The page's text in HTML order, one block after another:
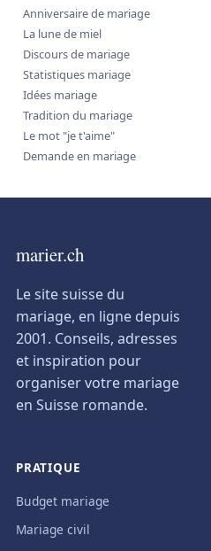
Anniversaire de mariage
La lune de miel
Discours de mariage
Statistiques mariage
Idées mariage
Tradition du mariage
Le mot "je t'aime"
Demande en mariage
marier.ch
Le site suisse du
mariage, en ligne depuis
2001. Conseils, adresses
et inspiration pour
organiser votre mariage
en Suisse romande.
PRATIQUE
Budget mariage
Mariage civil